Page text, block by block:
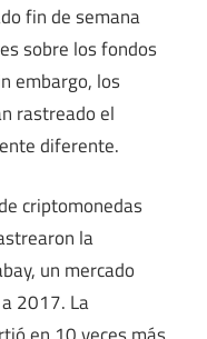
fin de semana
sobre los fondos
embargo, los
rastreado el
diferente.
criptomonedas
la
un mercado
2017. La